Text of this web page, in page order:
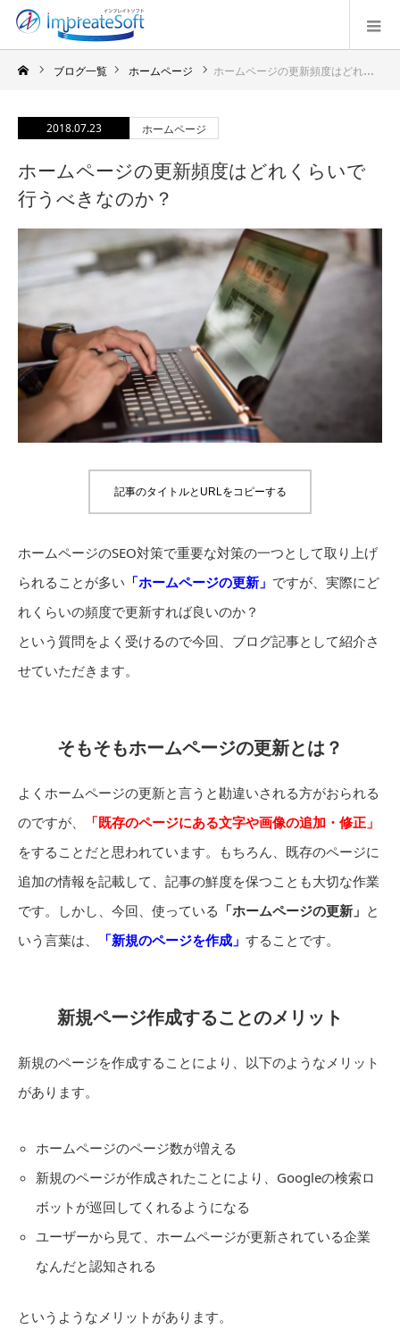
ブログ一覧 ホームページ ホームページの更新頻度はどれくらいで行うべきなのか？
2018.07.23 ホームページ
ホームページの更新頻度はどれくらいで
行うべきなのか？
記事のタイトルとURLをコピーする
ホームページのSEO対策で重要な対策の一つとして取り上げ
られることが多い 「ホームページの更新」 ですが、実際にど
れくらいの頻度で更新すれば良いのか？
という質問をよく受けるので今回、ブログ記事として紹介さ
せていただきます。
そもそもホームページの更新とは？
よくホームページの更新と言うと勘違いされる方がおられる
のですが、
「既存のページにある文字や画像の追加・修正」
をすることだと思われています。もちろん、既存のページに
追加の情報を記載して、記事の鮮度を保つことも大切な作業
です。しかし、今回、使っている 「ホームページの更新」 と
いう言葉は、
「新規のページを作成」 することです。
新規ページ作成することのメリット
新規のページを作成することにより、以下のようなメリット
があります。
ホームページのページ数が増える
新規のページが作成されたことにより、Googleの検索ロ
ボットが巡回してくれるようになる
ユーザーから見て、ホームページが更新されている企業
なんだと認知される
というようなメリットがあります。